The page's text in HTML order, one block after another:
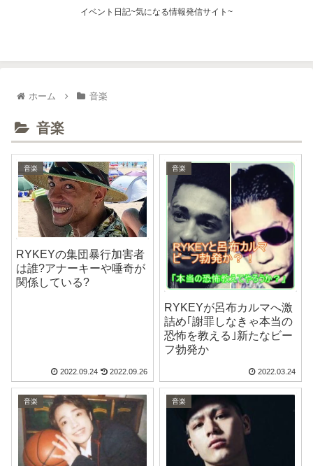
イベント日記~気になる情報発信サイト~
ホーム 音楽
音楽
音楽
RYKEYの集団暴行加害者
は誰?アナーキーや唾奇が
関係している?
2022.09.24 2022.09.26
音楽
RYKEYが呂布カルマへ激
詰め｢謝罪しなきゃ本当の
恐怖を教える｣新たなビー
フ勃発か
2022.03.24
音楽 音楽